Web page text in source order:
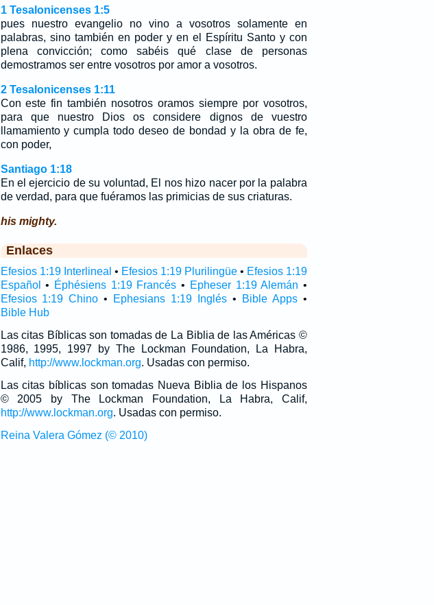
1 Tesalonicenses 1:5
pues nuestro evangelio no vino a vosotros solamente en
palabras, sino también en poder y en el Espíritu Santo y con
plena convicción; como sabéis qué clase de personas
demostramos ser entre vosotros por amor a vosotros.
2 Tesalonicenses 1:11
Con este fin también nosotros oramos siempre por vosotros,
para que nuestro Dios os considere dignos de vuestro
llamamiento y cumpla todo deseo de bondad y la obra de fe,
con poder,
Santiago 1:18
En el ejercicio de su voluntad, El nos hizo nacer por la palabra
de verdad, para que fuéramos las primicias de sus criaturas.
his mighty.
Enlaces
Efesios 1:19 Interlineal • Efesios 1:19 Plurilingüe• Efesios 1:19
Español • Éphésiens 1:19 Francés • Epheser 1:19 Alemán •
Efesios 1:19 Chino • Ephesians 1:19 Inglés • Bible Apps •
Bible Hub
Las citas Bíblicas son tomadas de La Biblia de las Américas ©
1986, 1995, 1997 by The Lockman Foundation, La Habra,
Calif, http://www.lockman.org. Usadas con permiso.
Las citas bíblicas son tomadas Nueva Biblia de los Hispanos
© 2005 by The Lockman Foundation, La Habra, Calif,
http://www.lockman.org. Usadas con permiso.
Reina Valera Gómez (© 2010)